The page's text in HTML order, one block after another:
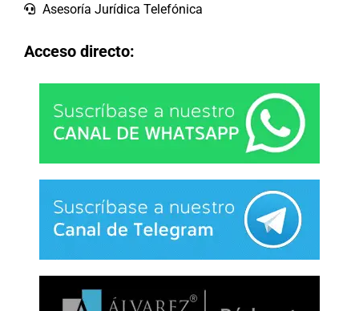
Asesoría Jurídica Telefónica
Acceso directo: